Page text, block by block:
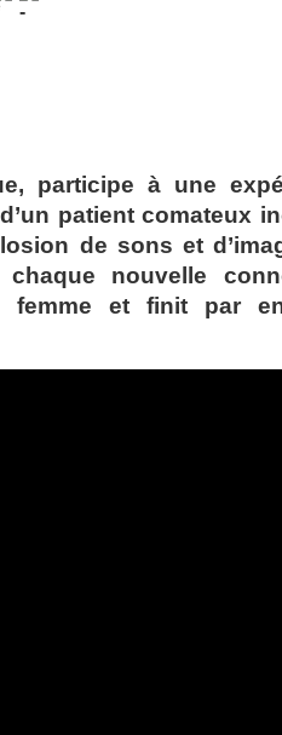
participe à une
patient comateux
de sons et
nouvelle
femme et finit par